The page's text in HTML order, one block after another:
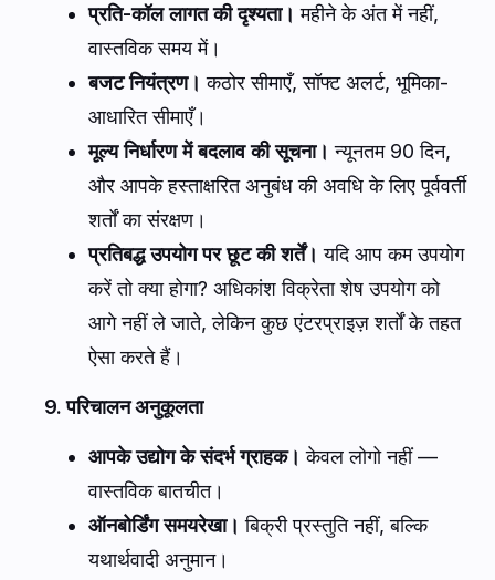
प्रति-कॉल लागत की दृश्यता। महीने के अंत में नहीं,
वास्तविक समय में।
बजट नियंत्रण। कठोर सीमाएँ, सॉफ्ट अलर्ट, भूमिका-
आधारित सीमाएँ।
मूल्य निर्धारण में बदलाव की सूचना। न्यूनतम 90 दिन,
और आपके हस्ताक्षरित अनुबंध की अवधि के लिए पूर्ववर्ती
शर्तों का संरक्षण।
प्रतिबद्ध उपयोग पर छूट की शर्तें। यदि आप कम उपयोग
करें तो क्या होगा? अधिकांश विक्रेता शेष उपयोग को
आगे नहीं ले जाते, लेकिन कुछ एंटरप्राइज़ शर्तों के तहत
ऐसा करते हैं।
9. परिचालन अनुकूलता
आपके उद्योग के संदर्भ ग्राहक। केवल लोगो नहीं —
वास्तविक बातचीत।
ऑनबोर्डिंग समयरेखा। बिक्री प्रस्तुति नहीं, बल्कि
यथार्थवादी अनुमान।